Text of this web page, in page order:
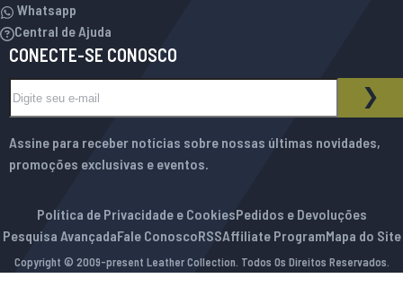
Whatsapp
Central de Ajuda
CONECTE-SE CONOSCO
BOLETIM INFORMATIVO
Assine para receber notícias sobre nossas últimas novidades,
promoções exclusivas e eventos.
Política de Privacidade e CookiesPedidos e Devoluções
Pesquisa AvançadaFale ConoscoRSSAffiliate ProgramMapa do Site
Copyright © 2009-present Leather Collection. Todos Os Direitos Reservados.